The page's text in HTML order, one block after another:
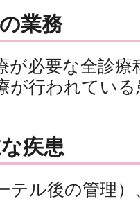
業務
が必要な全診療
が行われてい
疾患
テル後の管理